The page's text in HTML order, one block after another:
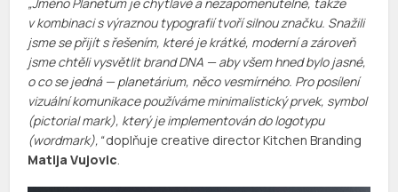
v kombinaci s výraznou typografií tvoří silnou značku. Snažili
jsme se přijít s řešením, které je krátké, moderní a zároveň
jsme chtěli vysvětlit brand DNA — aby všem hned bylo jasné,
o co se jedná — planetárium, něco vesmírného. Pro posílení
vizuální komunikace používáme minimalistický prvek, symbol
(pictorial mark), který je implementován do logotypu
(wordmark),“doplňuje creative director Kitchen Branding
Matija Vujovic